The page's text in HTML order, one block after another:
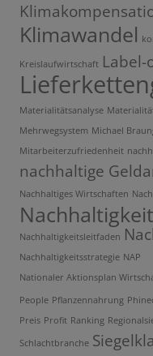
Klimawandel
Kreislaufwirtschaft Label-
Materialitätsanalyse
Mehrwegsystem Michael
Mitarbeiterzufriedenheit
nachhaltige
Nachhaltiges Wirtschaften
Nachhaltigkeitsleitfaden
Nachhaltigkeitsstrategie NAP
Nationaler Aktionsplan
People Pflanzennahrung
Preis Profit Ranking
Schlachtbranche